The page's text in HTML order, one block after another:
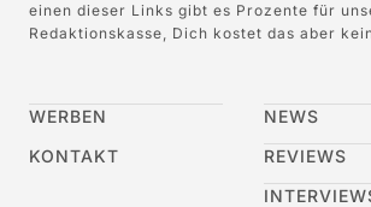
einen dieser Links gibt es Prozente für
Redaktionskasse, Dich kostet das aber
WERBEN
KONTAKT
NEWS
REVIEWS